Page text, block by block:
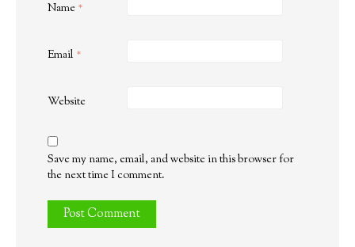
Name *
Email *
Website
Save my name, email, and website in this browser for
the next time I comment.